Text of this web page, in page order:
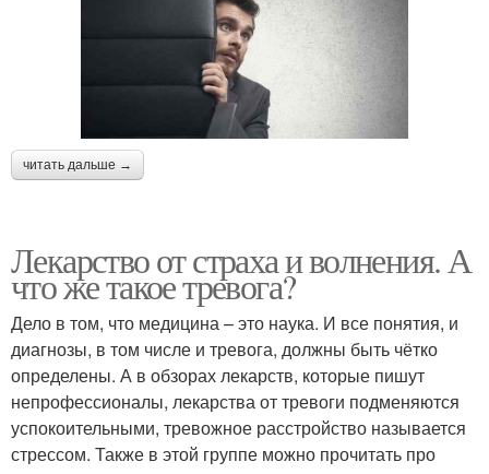
читать дальше →
Лекарство от страха и волнения. А
что же такое тревога?
Дело в том, что медицина – это наука. И все понятия, и
диагнозы, в том числе и тревога, должны быть чётко
определены. А в обзорах лекарств, которые пишут
непрофессионалы, лекарства от тревоги подменяются
успокоительными, тревожное расстройство называется
стрессом. Также в этой группе можно прочитать про